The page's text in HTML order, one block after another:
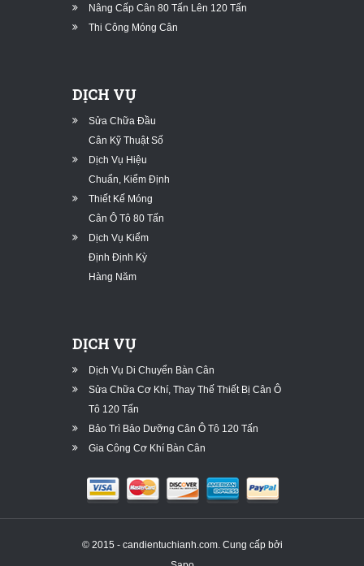
Nâng Cấp Cân 80 Tấn Lên 120 Tấn
Thi Công Móng Cân
DỊCH VỤ
Sửa Chữa Đầu
Cân Kỹ Thuật Số
Dịch Vụ Hiệu
Chuẩn, Kiểm Định
Thiết Kế Móng
Cân Ô Tô 80 Tấn
Dịch Vụ Kiểm
Định Định Kỳ
Hàng Năm
DỊCH VỤ
Dịch Vụ Di Chuyển Bàn Cân
Sửa Chữa Cơ Khí, Thay Thế Thiết Bị Cân Ô
Tô 120 Tấn
Bảo Trì Bảo Dưỡng Cân Ô Tô 120 Tấn
Gia Công Cơ Khí Bàn Cân
© 2015 - candientuchianh.com. Cung cấp bởi